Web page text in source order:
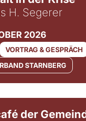
H. Segerer
2026
VORTRAG & GESPRÄCH
STARNBERG
der